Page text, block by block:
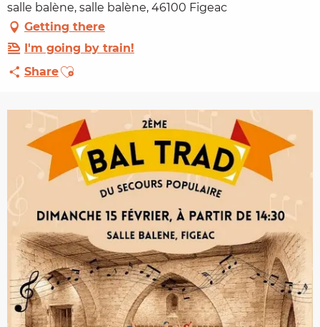
salle balène, salle balène, 46100 Figeac
Getting there
I'm going by train!
ShareAjouter aux favoris